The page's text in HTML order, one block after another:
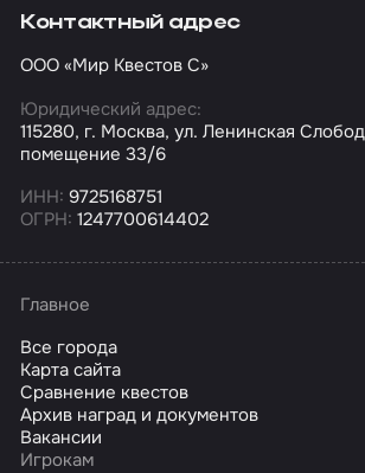
Контактный адрес
ООО «Мир Квестов С»
Юридический адрес:
115280, г. Москва, ул. Ленинская
помещение 33/6
ИНН: 9725168751
ОГРН: 1247700614402
Главное
Все города
Карта сайта
Сравнение квестов
Архив наград и документов
Вакансии
Игрокам